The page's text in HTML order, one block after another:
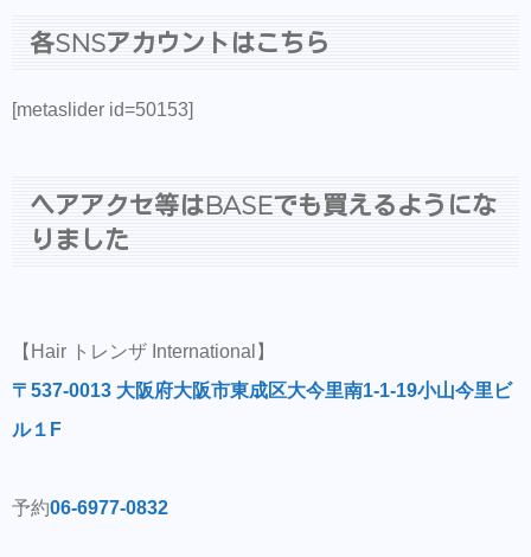
各SNSアカウントはこちら
[metaslider id=50153]
ヘアアクセ等はBASEでも買えるようにな
りました
【Hair トレンザ International】
〒537-0013 大阪府大阪市東成区大今里南1-1-19小山今里ビ
ル１F
予約06-6977-0832